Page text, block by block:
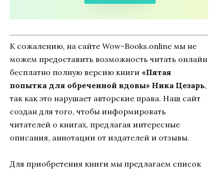
К сожалению, на сайте Wow-Books.online мы не
можем предоставить возможность читать онлайн
бесплатно полную версию книги «Пятая
попытка для обреченной вдовы» Ника Цезарь,
так как это нарушает авторские права. Наш сайт
создан для того, чтобы информировать
читателей о книгах, предлагая интересные
описания, аннотации от издателей и отзывы.
Для приобретения книги мы предлагаем список